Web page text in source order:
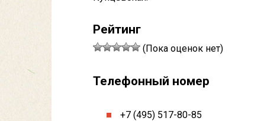
Рейтинг
(Пока оценок нет)
Телефонный номер
+7 (495) 517-80-85